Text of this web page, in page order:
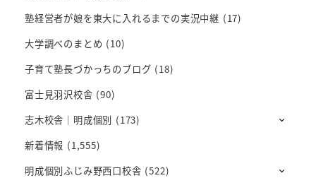
塾経営者が娘を東大に入れるまでの実況中継 (17)
大学調べのまとめ (10)
子育て塾長づかっちのブログ (18)
富士見羽沢校舎 (90)
志木校舎｜明成個別 (173)
新着情報 (1,555)
明成個別ふじみ野西口校舎 (522)